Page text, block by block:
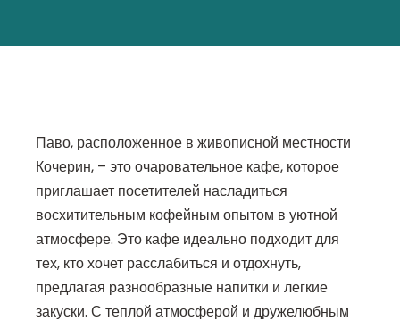
Паво, расположенное в живописной местности
Кочерин, – это очаровательное кафе, которое
приглашает посетителей насладиться
восхитительным кофейным опытом в уютной
атмосфере. Это кафе идеально подходит для
тех, кто хочет расслабиться и отдохнуть,
предлагая разнообразные напитки и легкие
закуски. С теплой атмосферой и дружелюбным